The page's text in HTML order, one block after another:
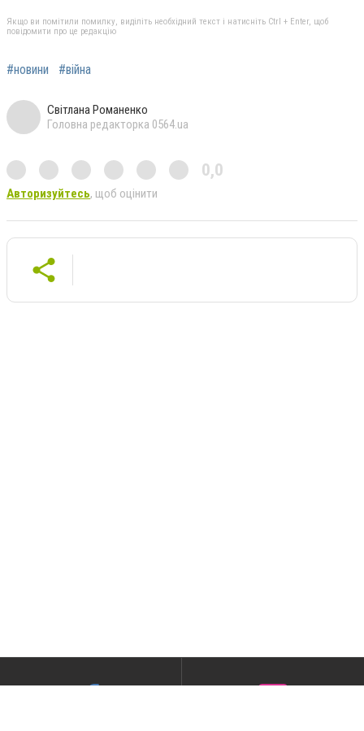
Якщо ви помітили помилку, виділіть необхідний текст і натисніть Ctrl + Enter, щоб
повідомити про це редакцію
#новини #війна
Світлана Романенко
Головна редакторка 0564.ua
0,0
Авторизуйтесь, щоб оцінити